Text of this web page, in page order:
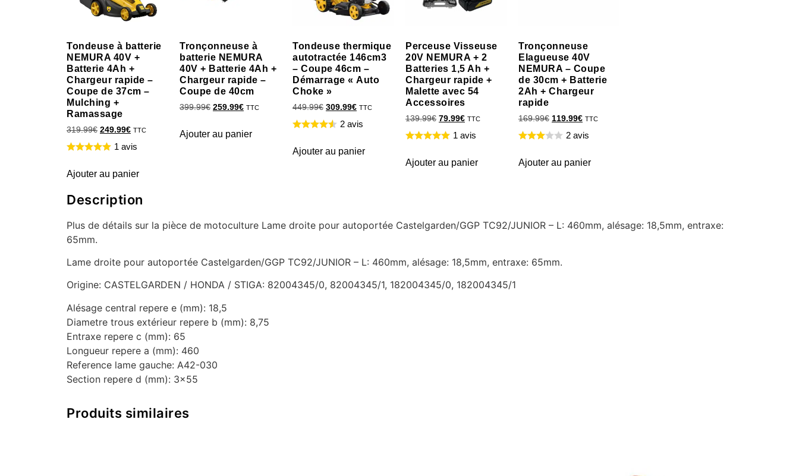
Tondeuse à batterie
NEMURA 40V +
Batterie 4Ah +
Chargeur rapide –
Coupe de 37cm –
Mulching +
Ramassage
319.99€ 249.99€ TTC
1 avis
Ajouter au panier
Tronçonneuse à
batterie NEMURA
40V + Batterie 4Ah +
Chargeur rapide –
Coupe de 40cm
399.99€ 259.99€ TTC
Ajouter au panier
Tondeuse thermique
autotractée 146cm3
– Coupe 46cm –
Démarrage « Auto
Choke »
449.99€ 309.99€ TTC
2 avis
Ajouter au panier
Perceuse Visseuse
20V NEMURA + 2
Batteries 1,5 Ah +
Chargeur rapide +
Malette avec 54
Accessoires
139.99€ 79.99€ TTC
1 avis
Ajouter au panier
Tronçonneuse
Elagueuse 40V
NEMURA – Coupe
de 30cm + Batterie
2Ah + Chargeur
rapide
169.99€ 119.99€ TTC
2 avis
Ajouter au panier
Description
Plus de détails sur la pièce de motoculture Lame droite pour autoportée Castelgarden/GGP TC92/JUNIOR – L: 460mm, alésage: 18,5mm, entraxe:
65mm.
Lame droite pour autoportée Castelgarden/GGP TC92/JUNIOR – L: 460mm, alésage: 18,5mm, entraxe: 65mm.
Origine: CASTELGARDEN / HONDA / STIGA: 82004345/0, 82004345/1, 182004345/0, 182004345/1
Alésage central repere e (mm): 18,5
Diametre trous extérieur repere b (mm): 8,75
Entraxe repere c (mm): 65
Longueur repere a (mm): 460
Reference lame gauche: A42-030
Section repere d (mm): 3×55
Produits similaires